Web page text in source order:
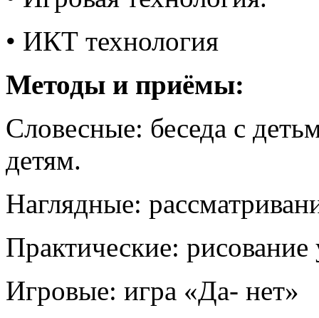
• ИКТ технология
Методы и приёмы:
Словесные: беседа с
детям.
Наглядные:
Практические: рисование
Игровые: игра «Да- нет»